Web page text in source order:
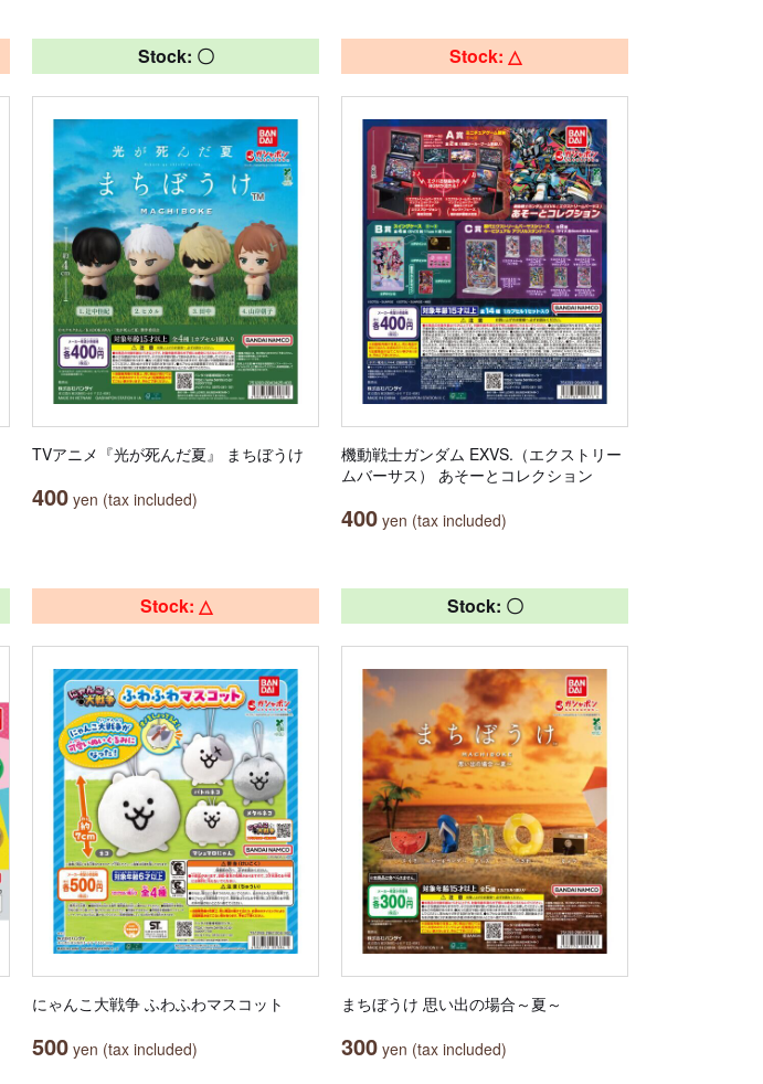
Stock: 〇
TVアニメ『光が死んだ夏』 まちぼうけ
400 yen (tax included)
Stock: △
機動戦士ガンダム EXVS.（エクストリー
ムバーサス） あそーとコレクション
400 yen (tax included)
Stock: △
にゃんこ大戦争 ふわふわマスコット
500 yen (tax included)
Stock: 〇
まちぼうけ 思い出の場合～夏～
300 yen (tax included)